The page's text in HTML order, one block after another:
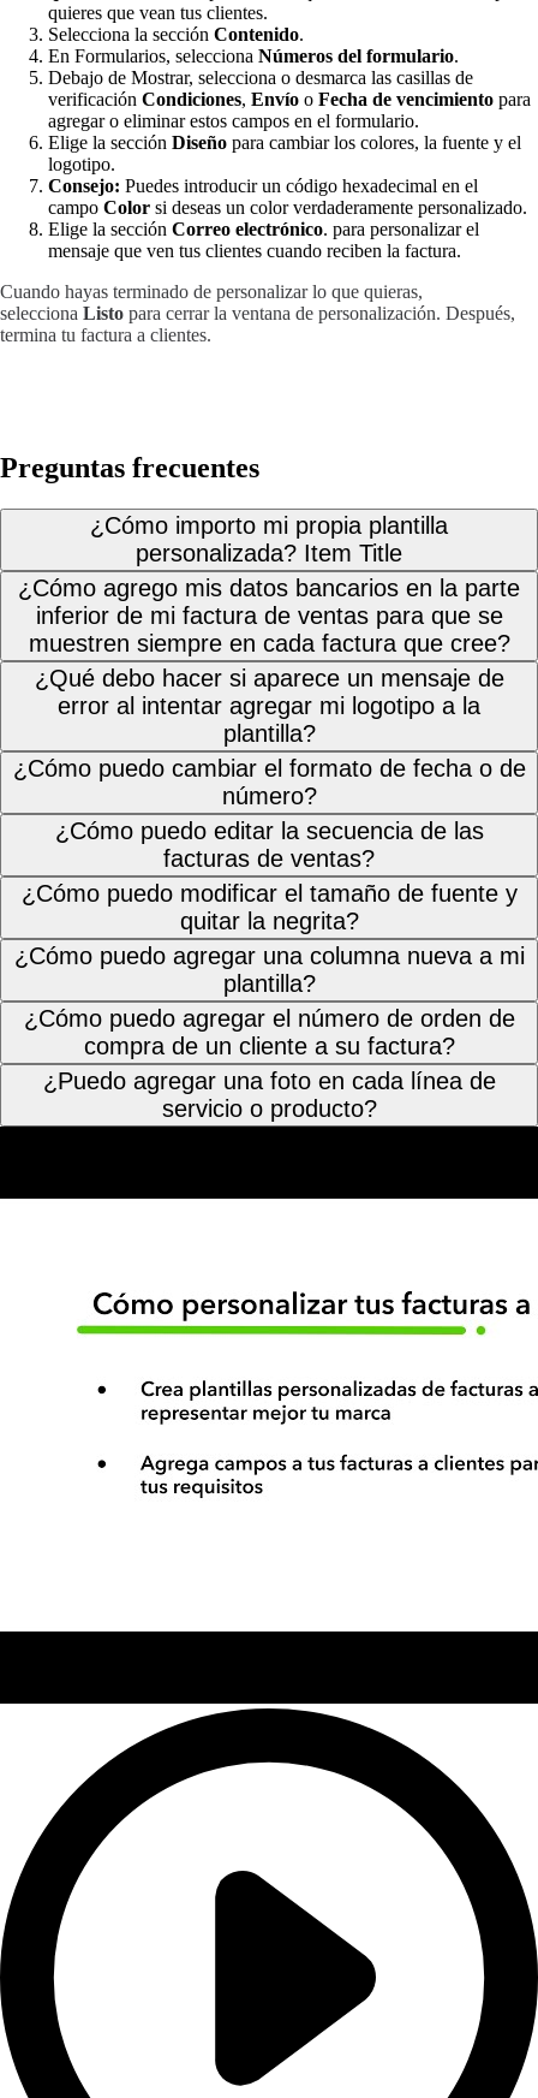
quieres que vean tus clientes.
Selecciona la sección Contenido.
En Formularios, selecciona Números del formulario.
Debajo de Mostrar, selecciona o desmarca las casillas de
verificación Condiciones, Envío o Fecha de vencimiento para
agregar o eliminar estos campos en el formulario.
Elige la sección Diseño para cambiar los colores, la fuente y el
logotipo.
Consejo: Puedes introducir un código hexadecimal en el
campo Color si deseas un color verdaderamente personalizado.
Elige la sección Correo electrónico. para personalizar el
mensaje que ven tus clientes cuando reciben la factura.
Cuando hayas terminado de personalizar lo que quieras,
selecciona Listo para cerrar la ventana de personalización. Después,
termina tu factura a clientes.
Preguntas frecuentes
¿Cómo importo mi propia plantilla
personalizada? Item Title
¿Cómo agrego mis datos bancarios en la parte
inferior de mi factura de ventas para que se
muestren siempre en cada factura que cree?
¿Qué debo hacer si aparece un mensaje de
error al intentar agregar mi logotipo a la
plantilla?
¿Cómo puedo cambiar el formato de fecha o de
número?
¿Cómo puedo editar la secuencia de las
facturas de ventas?
¿Cómo puedo modificar el tamaño de fuente y
quitar la negrita?
¿Cómo puedo agregar una columna nueva a mi
plantilla?
¿Cómo puedo agregar el número de orden de
compra de un cliente a su factura?
¿Puedo agregar una foto en cada línea de
servicio o producto?